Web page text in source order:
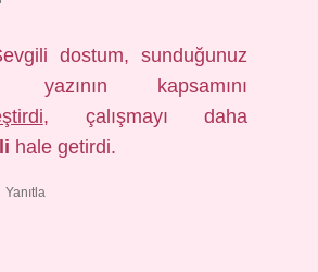
dostum, sunduğunuz
yazının kapsamını
, çalışmayı daha
hale getirdi.
Yanıtla